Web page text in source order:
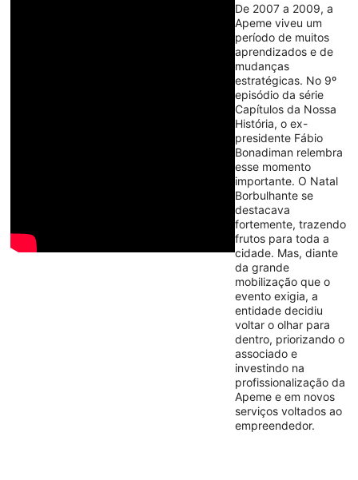
De 2007 a 2009, a
Apeme viveu um
período de muitos
aprendizados e de
mudanças
estratégicas. No 9º
episódio da série
Capítulos da Nossa
História, o ex-
presidente Fábio
Bonadiman relembra
esse momento
importante. O Natal
Borbulhante se
destacava
fortemente, trazendo
frutos para toda a
cidade. Mas, diante
da grande
mobilização que o
evento exigia, a
entidade decidiu
voltar o olhar para
dentro, priorizando o
associado e
investindo na
profissionalização da
Apeme e em novos
serviços voltados ao
empreendedor.